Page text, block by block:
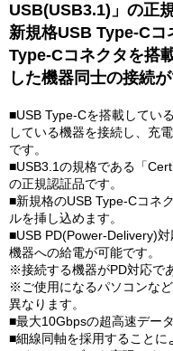
USB(USB3.1)」の正
新規格USB Type-C
Type-Cコネクタを搭
した機器同士の接続
■USB Type-Cを搭載してい
している機器を接続し、充
です。
■USB3.1の規格である「
の正規認証品です。
■新規格のUSB Type-Cコネ
ルを挿し込めます。
■USB PD(Power-Delivery)
機器への給電が可能です。
※接続する機器がPD対応で
※ご使用になるパソコンな
異なります。
■最大10Gbpsの超高速デー
■細線同軸を採用することに